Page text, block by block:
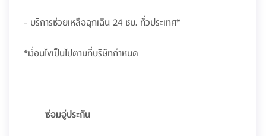
- บริการช่วยเหลือฉุกเฉิน 24 ชม. ทั่วประเทศ*
*เงื่อนไขเป็นไปตามที่บริษัทกำหนด
ซ่อมอู่ประกัน